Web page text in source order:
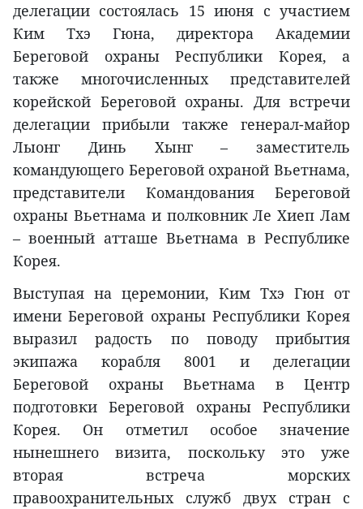
делегации состоялась 15 июня с участием
Ким Тхэ Гюна, директора Академии
Береговой охраны Республики Корея, а
также многочисленных представителей
корейской Береговой охраны. Для встречи
делегации прибыли также генерал-майор
Лыонг Динь Хынг – заместитель
командующего Береговой охраной Вьетнама,
представители Командования Береговой
охраны Вьетнама и полковник Ле Хиеп Лам
– военный атташе Вьетнама в Республике
Корея.
Выступая на церемонии, Ким Тхэ Гюн от
имени Береговой охраны Республики Корея
выразил радость по поводу прибытия
экипажа корабля 8001 и делегации
Береговой охраны Вьетнама в Центр
подготовки Береговой охраны Республики
Корея. Он отметил особое значение
нынешнего визита, поскольку это уже
вторая встреча морских
правоохранительных служб двух стран с